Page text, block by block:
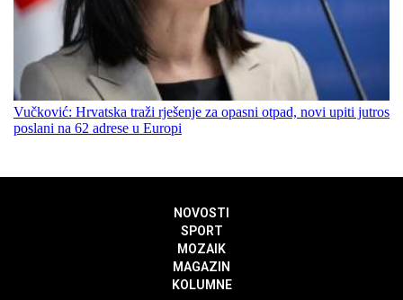
Vučković: Hrvatska traži rješenje za opasni otpad, novi upiti jutros
poslani na 62 adrese u Europi
NOVOSTI
SPORT
MOZAIK
MAGAZIN
KOLUMNE